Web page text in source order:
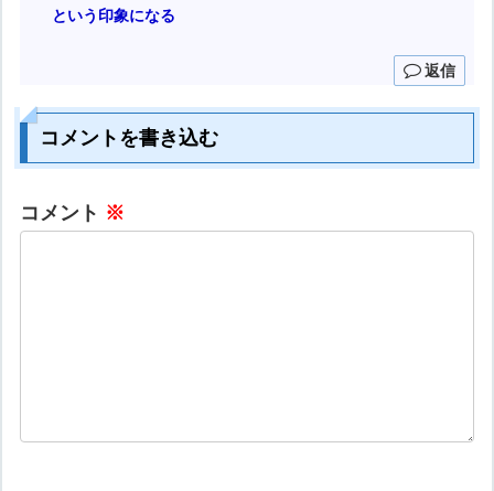
という印象になる
返信
コメントを書き込む
コメント ※